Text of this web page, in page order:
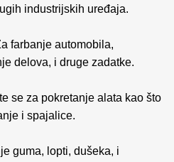
industrijskih uređaja.
farbanje automobila,
delova, i druge zadatke.
se za pokretanje alata kao što
i spajalice.
guma, lopti, dušeka, i